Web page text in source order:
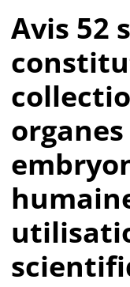
Avis 52
organes